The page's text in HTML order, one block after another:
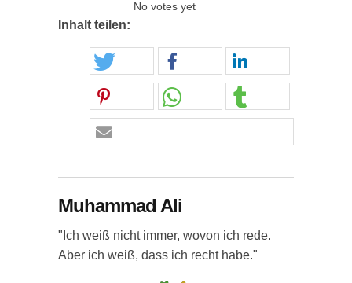
No votes yet
Inhalt teilen:
Muhammad Ali
"Ich weiß nicht immer, wovon ich rede.
Aber ich weiß, dass ich recht habe."